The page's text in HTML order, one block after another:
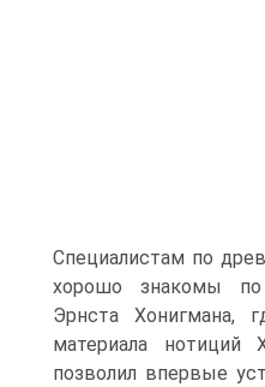
Специалистам по
хорошо знакомы по
Эрнста Хонигмана,
материала нотиций
позволил впервые